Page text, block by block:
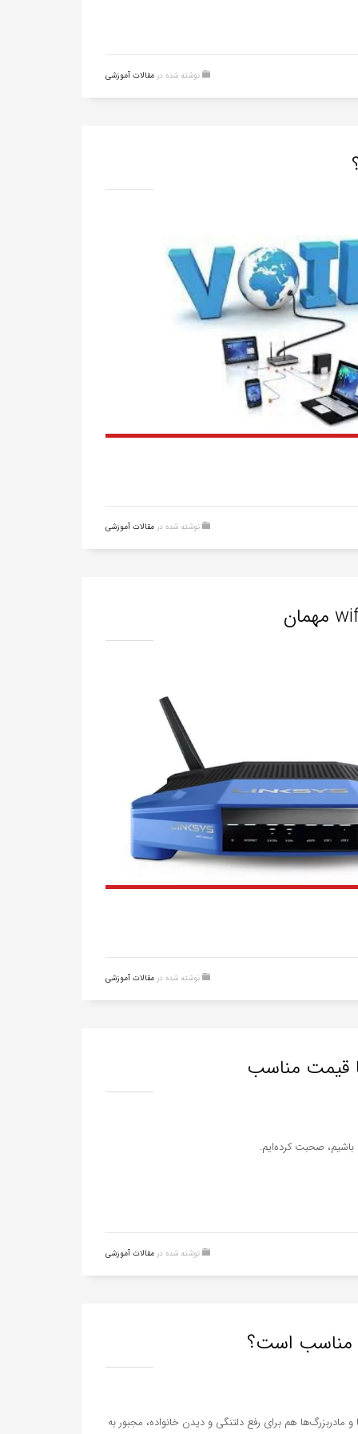
نوشته شده در مقالات آموزشی
نوشته شده در مقالات آموزشی
نوشته شده در مقالات آموزشی
قیمت مناسب
باشیم، صحبت کرده‌ایم.
نوشته شده در مقالات آموزشی
مناسب است؟
هم برای رفع دلتنگی و دیدن خانواده، مجبور به